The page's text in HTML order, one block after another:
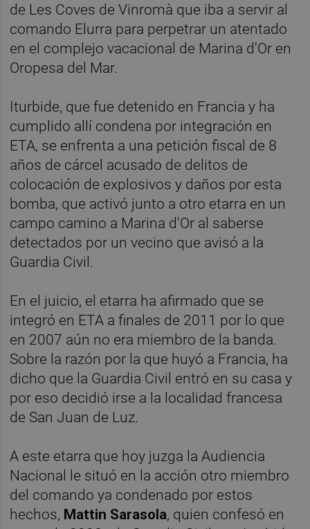
de Les Coves de Vinromà que iba a servir al
comando Elurra para perpetrar un atentado
en el complejo vacacional de Marina d'Or en
Oropesa del Mar.
Iturbide, que fue detenido en Francia y ha
cumplido allí condena por integración en
ETA, se enfrenta a una petición fiscal de 8
años de cárcel acusado de delitos de
colocación de explosivos y daños por esta
bomba, que activó junto a otro etarra en un
campo camino a Marina d'Or al saberse
detectados por un vecino que avisó a la
Guardia Civil.
En el juicio, el etarra ha afirmado que se
integró en ETA a finales de 2011 por lo que
en 2007 aún no era miembro de la banda.
Sobre la razón por la que huyó a Francia, ha
dicho que la Guardia Civil entró en su casa y
por eso decidió irse a la localidad francesa
de San Juan de Luz.
A este etarra que hoy juzga la Audiencia
Nacional le situó en la acción otro miembro
del comando ya condenado por estos
hechos, Mattin Sarasola, quien confesó en